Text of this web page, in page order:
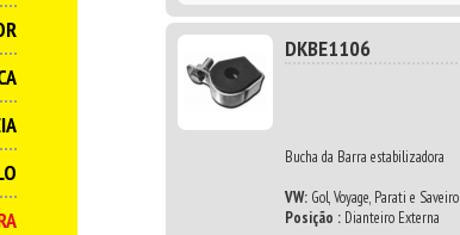
DKBE1106
Bucha da Barra estabilizadora
VW: Gol, Voyage, Parati e Saveiro
Posição : Dianteiro Externa